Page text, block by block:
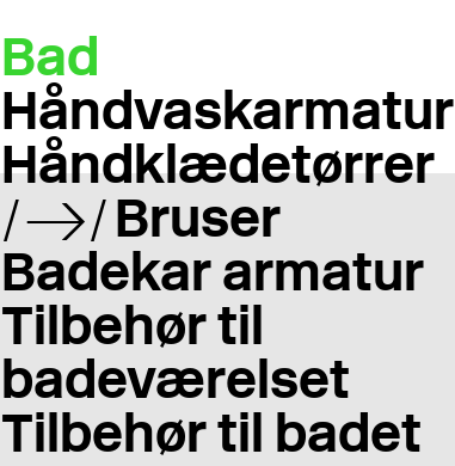
Bad
Håndvaskarmatur
Håndklædetørrer
Bruser
Badekar armatur
Tilbehør til
badeværelset
Tilbehør til badet